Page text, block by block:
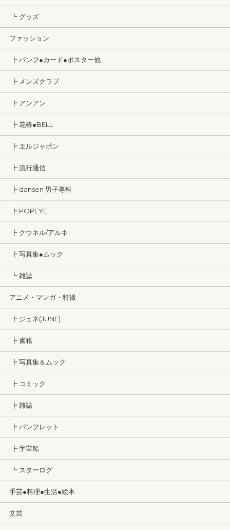
┗ グッズ
ファッション
┣ パンフ●カード●ポスター他
┣ メンズクラブ
┣ アンアン
┣ 花椿●BELL
┣ エルジャポン
┣ 流行通信
┣ dansen 男子専科
┣ POPEYE
┣ クウネル/アルネ
┣ 写真集●ムック
┗ 雑誌
アニメ・マンガ・特撮
┣ ジュネ(JUNE)
┣ 書籍
┣ 写真集＆ムック
┣ コミック
┣ 雑誌
┣ パンフレット
┣ 宇宙船
┗ スターログ
手芸●料理●生活●絵本
文芸